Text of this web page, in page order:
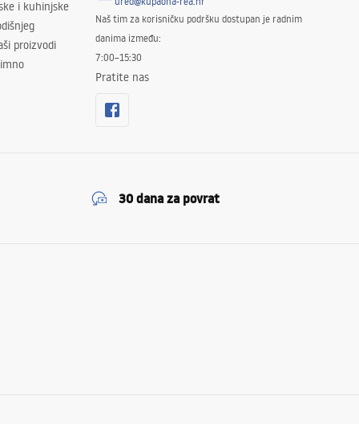
i kuhinjske
proizvodi
Naš tim za korisničku podršku dostupan je radnim
danima između:
7:00–15:30
Pratite nas
30 dana za povrat